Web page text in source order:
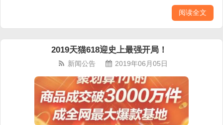
阅读全文
2019天猫618迎史上最强开局！
新闻公告 2019年06月05日